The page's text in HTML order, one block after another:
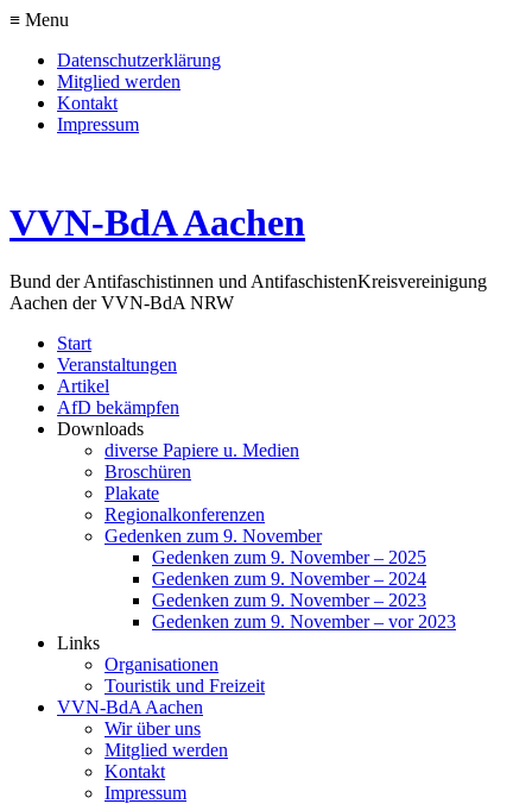
≡ Menu
Datenschutzerklärung
Mitglied werden
Kontakt
Impressum
VVN-BdA Aachen
Bund der Antifaschistinnen und AntifaschistenKreisvereinigung
Aachen der VVN-BdA NRW
Start
Veranstaltungen
Artikel
AfD bekämpfen
Downloads
diverse Papiere u. Medien
Broschüren
Plakate
Regionalkonferenzen
Gedenken zum 9. November
Gedenken zum 9. November – 2025
Gedenken zum 9. November – 2024
Gedenken zum 9. November – 2023
Gedenken zum 9. November – vor 2023
Links
Organisationen
Touristik und Freizeit
VVN-BdA Aachen
Wir über uns
Mitglied werden
Kontakt
Impressum